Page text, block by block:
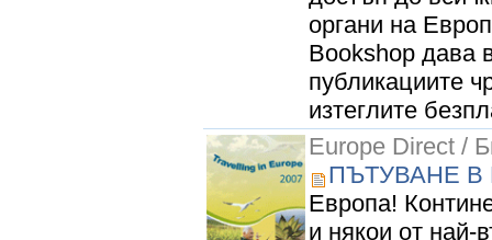
органи на
Bookshop дава
публикациите
изтеглите
Europe Direct /
ПЪТУВАНЕ
Европа!
и някои от най-